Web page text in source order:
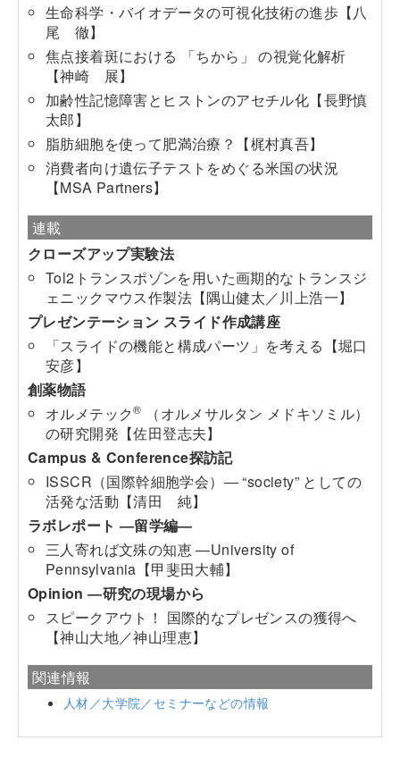
生命科学・バイオデータの可視化技術の進歩【八
尾 徹】
焦点接着斑における 「ちから」 の視覚化解析
【神崎 展】
加齢性記憶障害とヒストンのアセチル化【長野慎
太郎】
脂肪細胞を使って肥満治療？【梶村真吾】
消費者向け遺伝子テストをめぐる米国の状況
【MSA Partners】
連載
クローズアップ実験法
Tol2トランスポゾンを用いた画期的なトランスジ
ェニックマウス作製法【隅山健太／川上浩一】
プレゼンテーション スライド作成講座
「スライドの機能と構成パーツ」を考える【堀口
安彦】
創薬物語
オルメテック®
（オルメサルタン メドキソミル）
の研究開発【佐田登志夫】
Campus & Conference探訪記
ISSCR（国際幹細胞学会）― “society” としての
活発な活動【清田 純】
ラボレポート ―留学編―
三人寄れば文殊の知恵 ―University of
Pennsylvania【甲斐田大輔】
Opinion ―研究の現場から
スピークアウト！ 国際的なプレゼンスの獲得へ
【神山大地／神山理恵】
関連情報
人材／大学院／セミナーなどの情報